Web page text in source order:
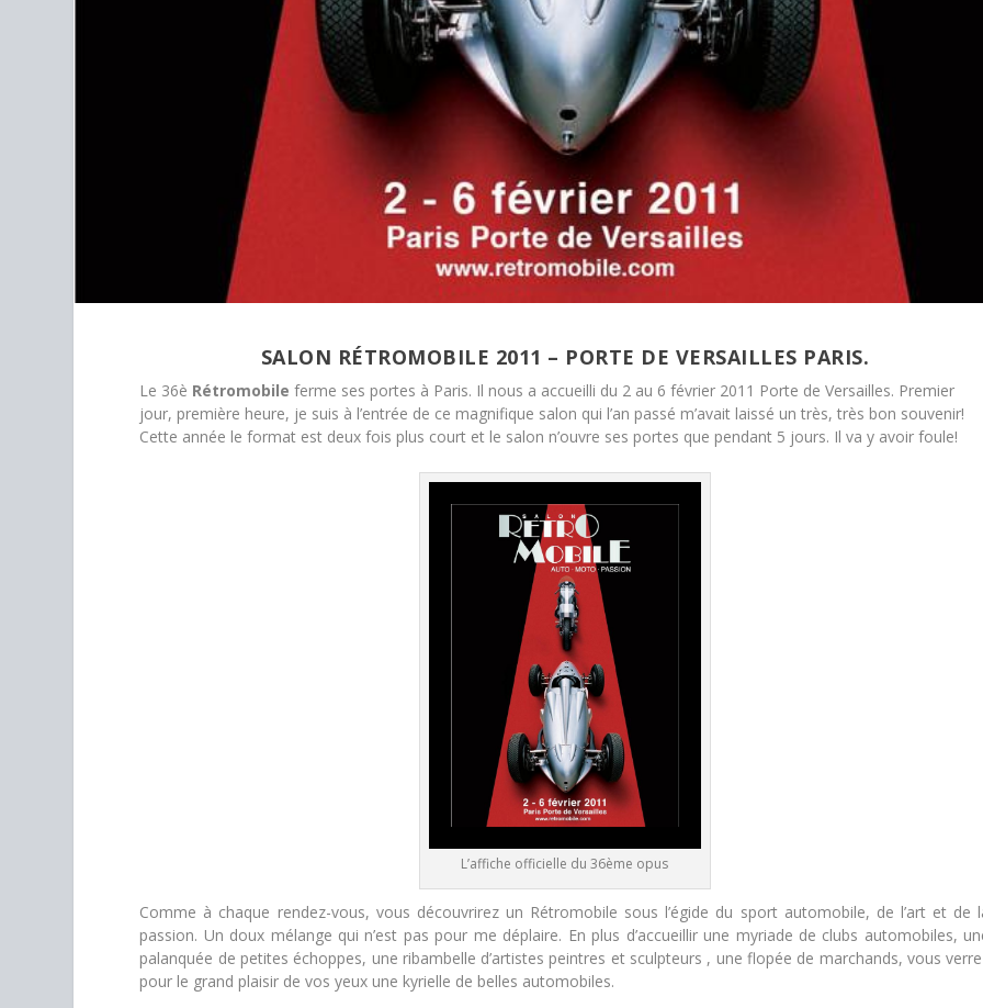
SALON RÉTROMOBILE 2011 – PORTE DE VERSAILLES PARIS.
Le 36è Rétromobile ferme ses portes à Paris. Il nous a accueilli du 2 au 6 février 2011 Porte de Versailles. Premier
jour, première heure, je suis à l’entrée de ce magnifique salon qui l’an passé m’avait laissé un très, très bon souvenir!
Cette année le format est deux fois plus court et le salon n’ouvre ses portes que pendant 5 jours. Il va y avoir foule!
L’affiche officielle du 36ème opus
Comme à chaque rendez-vous, vous découvrirez un Rétromobile sous l’égide du sport automobile, de l’art et de
passion. Un doux mélange qui n’est pas pour me déplaire. En plus d’accueillir une myriade de clubs automobiles,
palanquée de petites échoppes, une ribambelle d’artistes peintres et sculpteurs , une flopée de marchands, vous
pour le grand plaisir de vos yeux une kyrielle de belles automobiles.